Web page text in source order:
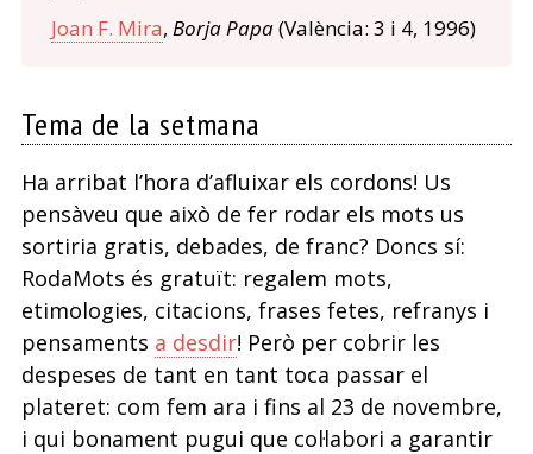
Joan F. Mira, Borja Papa(València: 3 i 4, 1996)
Tema de la setmana
Ha arribat l’hora d’afluixar els cordons! Us
pensàveu que això de fer rodar els mots us
sortiria gratis, debades, de franc? Doncs sí:
RodaMots és gratuït: regalem mots,
etimologies, citacions, frases fetes, refranys i
pensaments a desdir! Però per cobrir les
despeses de tant en tant toca passar el
plateret: com fem ara i fins al 23 de novembre,
i qui bonament pugui que col·labori a garantir